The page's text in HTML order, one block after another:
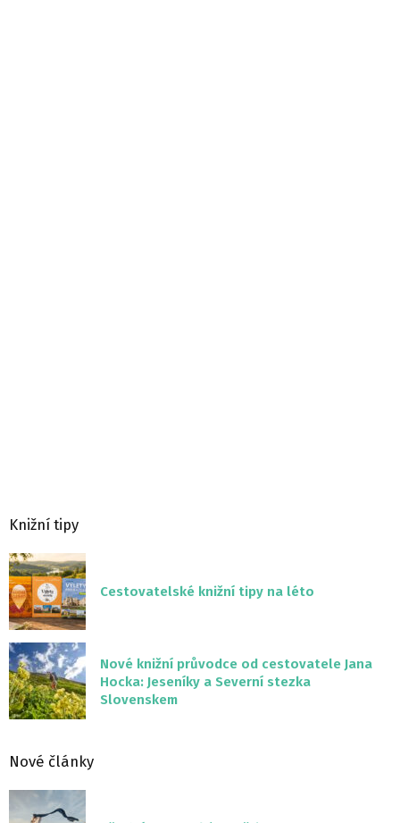
Knižní tipy
Cestovatelské knižní tipy na léto
Nové knižní průvodce od cestovatele Jana
Hocka: Jeseníky a Severní stezka
Slovenskem
Nové články